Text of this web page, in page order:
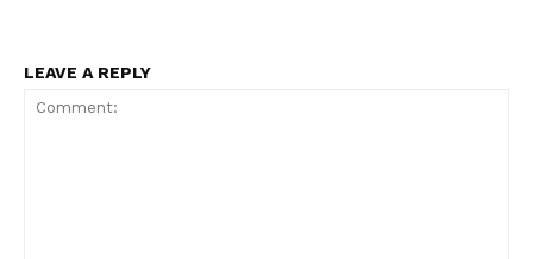
LEAVE A REPLY